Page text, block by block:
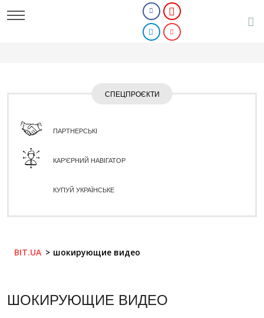
СПЕЦПРОЄКТИ
ПАРТНЕРСЬКІ
КАР'ЄРНИЙ НАВІГАТОР
КУПУЙ УКРАЇНСЬКЕ
BIT.UA шокирующие видео
ШОКИРУЮЩИЕ ВИДЕО